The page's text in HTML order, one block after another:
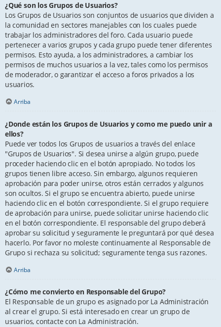
¿Qué son los Grupos de Usuarios?
Los Grupos de Usuarios son conjuntos de usuarios que dividen a
la comunidad en sectores manejables con los cuales puede
trabajar los administradores del foro. Cada usuario puede
pertenecer a varios grupos y cada grupo puede tener diferentes
permisos. Esto ayuda, a los administradores, a cambiar los
permisos de muchos usuarios a la vez, tales como los permisos
de moderador, o garantizar el acceso a foros privados a los
usuarios.
Arriba
¿Donde están los Grupos de Usuarios y como me puedo unir a
ellos?
Puede ver todos los Grupos de usuarios a través del enlace
"Grupos de Usuarios". Si desea unirse a algún grupo, puede
proceder haciendo clic en el botón apropiado. No todos los
grupos tienen libre acceso. Sin embargo, algunos requieren
aprobación para poder unirse, otros están cerrados y algunos
son ocultos. Si el grupo se encuentra abierto, puede unirse
haciendo clic en el botón correspondiente. Si el grupo requiere
de aprobación para unirse, puede solicitar unirse haciendo clic
en el botón correspondiente. El responsable del grupo deberá
aprobar su solicitud y seguramente le preguntará por qué desea
hacerlo. Por favor no moleste continuamente al Responsable de
Grupo si rechaza su solicitud; seguramente tenga sus razones.
Arriba
¿Cómo me convierto en Responsable del Grupo?
El Responsable de un grupo es asignado por La Administración
al crear el grupo. Si está interesado en crear un grupo de
usuarios, contacte con La Administración.